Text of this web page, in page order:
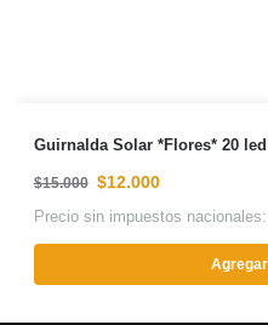
Guirnalda Solar *Flores* 20
$15.000 $12.000
Precio sin impuestos nacionales: